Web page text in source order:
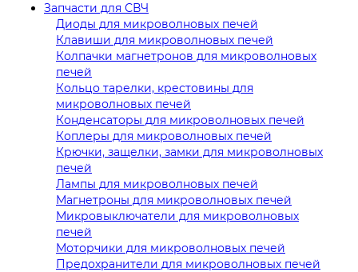
Запчасти для СВЧ
Диоды для микроволновых печей
Клавиши для микроволновых печей
Колпачки магнетронов для микроволновых
печей
Кольцо тарелки, крестовины для
микроволновых печей
Конденсаторы для микроволновых печей
Коплеры для микроволновых печей
Крючки, защелки, замки для микроволновых
печей
Лампы для микроволновых печей
Магнетроны для микроволновых печей
Микровыключатели для микроволновых
печей
Моторчики для микроволновых печей
Предохранители для микроволновых печей